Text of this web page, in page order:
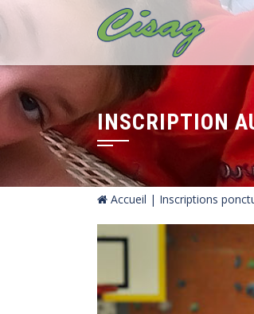
INSCRIPTION
Accueil | Inscriptions